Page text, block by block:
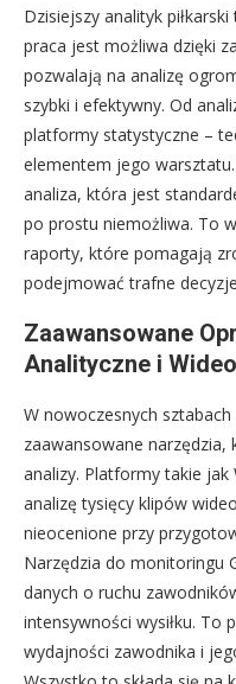
Dzisiejszy analityk
praca jest możliwa dzięki
pozwalają na analizę
szybki i efektywny. Od
platformy statystyczne –
elementem jego
analiza, która jest
po prostu niemożliwa. To
raporty, które pomagają
podejmować trafne
Zaawansowane
Analityczne i
W nowoczesnych
zaawansowane
analizy. Platformy takie
analizę tysięcy klipów
nieocenione przy
Narzędzia do monitoringu
danych o ruchu
intensywności wysiłku. To
wydajności zawodnika i